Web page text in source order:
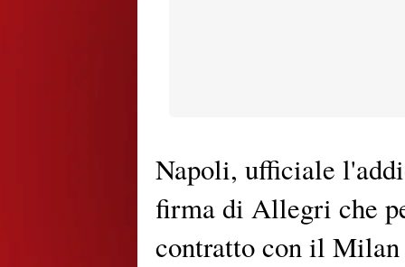
Napoli, ufficiale
firma di Allegri che
contratto con il Milan